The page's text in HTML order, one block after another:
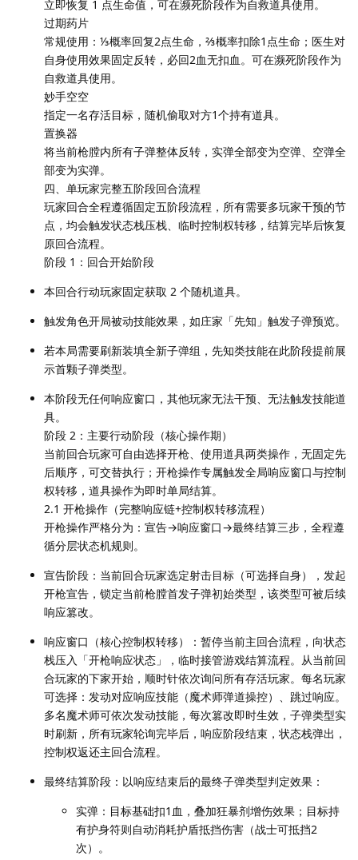
立即恢复 1 点生命值，可在濒死阶段作为自救道具使用。
过期药片
常规使用：⅓概率回复2点生命，⅔概率扣除1点生命；医生对
自身使用效果固定反转，必回2血无扣血。可在濒死阶段作为
自救道具使用。
妙手空空
指定一名存活目标，随机偷取对方1个持有道具。
置换器
将当前枪膛内所有子弹整体反转，实弹全部变为空弹、空弹全
部变为实弹。
四、单玩家完整五阶段回合流程
玩家回合全程遵循固定五阶段流程，所有需要多玩家干预的节
点，均会触发状态栈压栈、临时控制权转移，结算完毕后恢复
原回合流程。
阶段 1：回合开始阶段
本回合行动玩家固定获取 2 个随机道具。
触发角色开局被动技能效果，如庄家「先知」触发子弹预览。
若本局需要刷新装填全新子弹组，先知类技能在此阶段提前展
示首颗子弹类型。
本阶段无任何响应窗口，其他玩家无法干预、无法触发技能道
具。
阶段 2：主要行动阶段（核心操作期）
当前回合玩家可自由选择开枪、使用道具两类操作，无固定先
后顺序，可交替执行；开枪操作专属触发全局响应窗口与控制
权转移，道具操作为即时单局结算。
2.1 开枪操作（完整响应链+控制权转移流程）
开枪操作严格分为：宣告→响应窗口→最终结算三步，全程遵
循分层状态机规则。
宣告阶段：当前回合玩家选定射击目标（可选择自身），发起
开枪宣告，锁定当前枪膛首发子弹初始类型，该类型可被后续
响应篡改。
响应窗口（核心控制权转移）：暂停当前主回合流程，向状态
栈压入「开枪响应状态」，临时接管游戏结算流程。从当前回
合玩家的下家开始，顺时针依次询问所有存活玩家。每名玩家
可选择：发动对应响应技能（魔术师弹道操控）、跳过响应。
多名魔术师可依次发动技能，每次篡改即时生效，子弹类型实
时刷新，所有玩家轮询完毕后，响应阶段结束，状态栈弹出，
控制权返还主回合流程。
最终结算阶段：以响应结束后的最终子弹类型判定效果：
实弹：目标基础扣1血，叠加狂暴剂增伤效果；目标持
有护身符则自动消耗护盾抵挡伤害（战士可抵挡2
次）。